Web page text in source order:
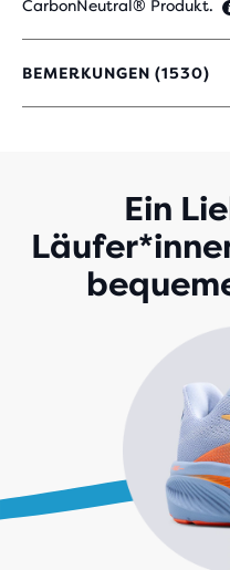
CarbonNeutral® Produkt.
BEMERKUNGEN (1530)
4,1
VON
BEWERTUNGENEin